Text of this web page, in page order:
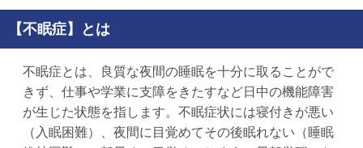
【不眠症】とは
不眠症とは、良質な夜間の睡眠を十分に取ることがで
きず、仕事や学業に支障をきたすなど日中の機能障害
が生じた状態を指します。不眠症状には寝付きが悪い
（入眠困難）、夜間に目覚めてその後眠れない（睡眠